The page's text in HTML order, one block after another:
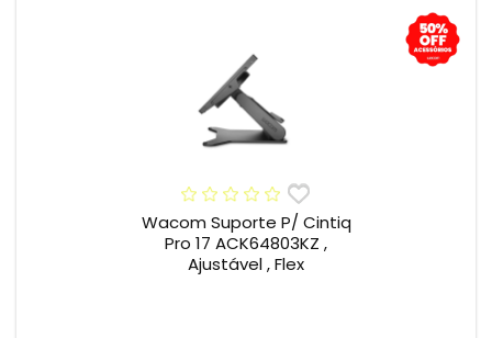
Wacom Suporte P/ Cintiq
Pro 17 ACK64803KZ ,
Ajustável , Flex